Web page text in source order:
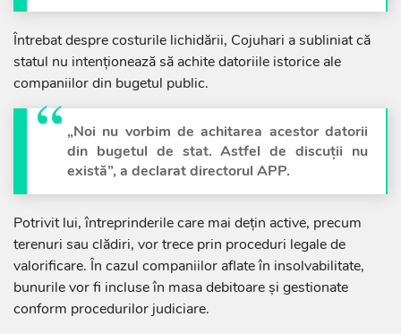
Întrebat despre costurile lichidării, Cojuhari a subliniat că
statul nu intenționează să achite datoriile istorice ale
companiilor din bugetul public.
„Noi nu vorbim de achitarea acestor datorii
din bugetul de stat. Astfel de discuții nu
există”, a declarat directorul APP.
Potrivit lui, întreprinderile care mai dețin active, precum
terenuri sau clădiri, vor trece prin proceduri legale de
valorificare. În cazul companiilor aflate în insolvabilitate,
bunurile vor fi incluse în masa debitoare și gestionate
conform procedurilor judiciare.